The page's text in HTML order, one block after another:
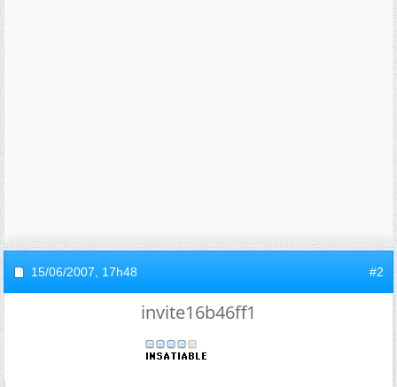
15/06/2007, 17h48 #2
invite16b46ff1